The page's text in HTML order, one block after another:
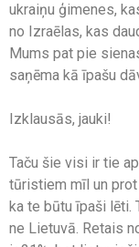
ukraiņu ģimenes,
no Izraēlas, kas
Mums pat pie sienas
saņēma kā īpašu
Izklausās, jauki!
Taču šie visi ir tie
tūristiem mīl un
ka te būtu īpaši lēti.
ne Lietuvā. Retais